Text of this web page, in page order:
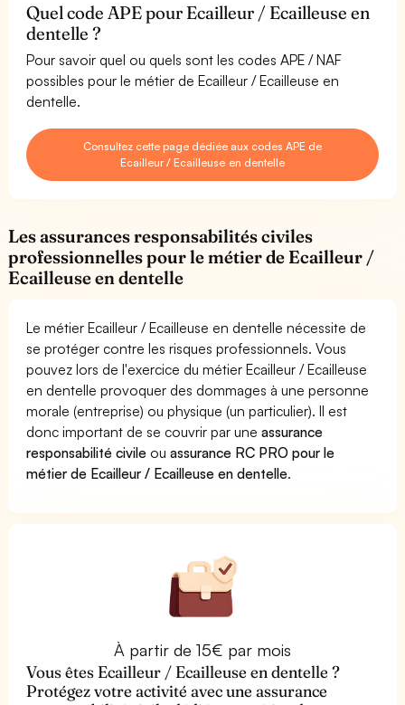
Quel code APE pour Ecailleur / Ecailleuse en
dentelle ?
Pour savoir quel ou quels sont les codes APE / NAF
possibles pour le métier de Ecailleur / Ecailleuse en
dentelle.
Consultez cette page dédiée aux codes APE de
Ecailleur / Ecailleuse en dentelle
Les assurances responsabilités civiles
professionnelles pour le métier de Ecailleur /
Ecailleuse en dentelle
Le métier Ecailleur / Ecailleuse en dentelle nécessite de
se protéger contre les risques professionnels. Vous
pouvez lors de l'exercice du métier Ecailleur / Ecailleuse
en dentelle provoquer des dommages à une personne
morale (entreprise) ou physique (un particulier). Il est
donc important de se couvrir par uneassurance
responsabilité civile ouassurance RC PRO pour le
métier de Ecailleur / Ecailleuse en dentelle.
À partir de 15€ par mois
Vous êtes Ecailleur / Ecailleuse en dentelle ?
Protégez votre activité avec une assurance